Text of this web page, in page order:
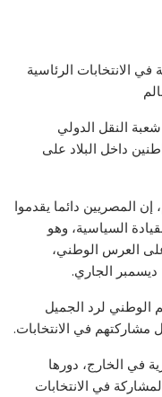
الانتخابات الرئاسية
النقل الدولي
داخل البلاد على
المصريين دائما يقدموا
السياسية، وهو
العرس الوطني،
الوطني لرد الجميل
في الانتخابات.
في الخارج، دورها
في الانتخابات